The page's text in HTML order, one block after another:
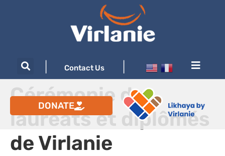
Contact Us
DONATE
Cérémonie des
lauréats et diplômés
de Virlanie